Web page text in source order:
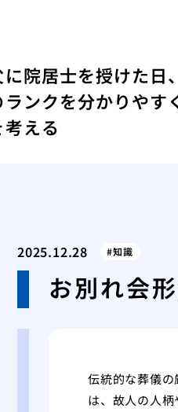
に院居士を授けた日
ンクを分かりやす
える
2025.12.28 知識
お別れ会
伝統的な葬儀
は、故人の人